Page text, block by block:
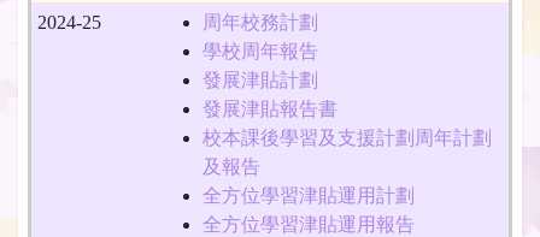
2024-25
周年校務計劃
學校周年報告
發展津貼計劃
發展津貼報告書
校本課後學習及支援計劃周年計劃
及報告
全方位學習津貼運用計劃
全方位學習津貼運用報告